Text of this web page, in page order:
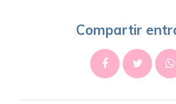
Compartir